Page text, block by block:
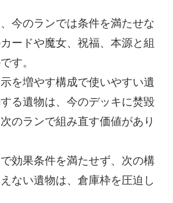
今のランでは条件を満たせな
ードや魔女、祝福、本源と組
す。
を増やす構成で使いやすい遺
る遺物は、今のデッキに焚毀
のランで組み直す価値があり
効果条件を満たせず、次の構
ない遺物は、倉庫枠を圧迫し